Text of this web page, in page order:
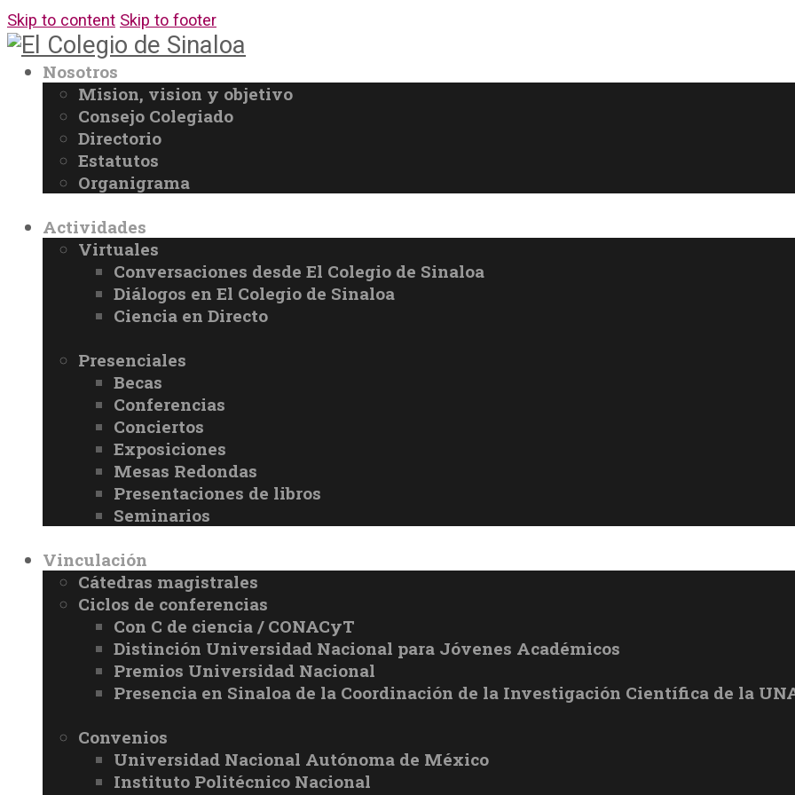
Skip to content Skip to footer
Nosotros
Mision, vision y objetivo
Consejo Colegiado
Directorio
Estatutos
Organigrama
Actividades
Virtuales
Conversaciones desde El Colegio de Sinaloa
Diálogos en El Colegio de Sinaloa
Ciencia en Directo
Presenciales
Becas
Conferencias
Conciertos
Exposiciones
Mesas Redondas
Presentaciones de libros
Seminarios
Vinculación
Cátedras magistrales
Ciclos de conferencias
Con C de ciencia / CONACyT
Distinción Universidad Nacional para Jóvenes Académicos
Premios Universidad Nacional
Presencia en Sinaloa de la Coordinación de la Investigación Científica de la
Convenios
Universidad Nacional Autónoma de México
Instituto Politécnico Nacional